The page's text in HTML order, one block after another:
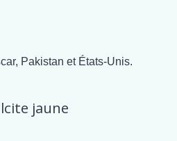
Pakistan et États-Unis.
jaune